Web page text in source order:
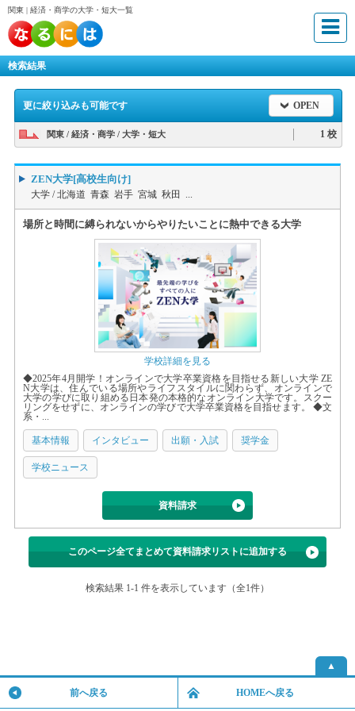
関東 | 経済・商学の大学・短大一覧
検索結果
更に絞り込みも可能です OPEN
関東 / 経済・商学 / 大学・短大 1 校
ZEN大学[高校生向け]
大学 /北海道 青森 岩手 宮城 秋田 ...
場所と時間に縛られないからやりたいことに熱中できる大学
学校詳細を見る
◆2025年4月開学！オンラインで大学卒業資格を目指せる新しい大学 ZE
N大学は、住んでいる場所やライフスタイルに関わらず、オンラインで
大学の学びに取り組める日本発の本格的なオンライン大学です。スクー
リングをせずに、オンラインの学びで大学卒業資格を目指せます。 ◆文
系・...
基本情報 インタビュー 出願・入試 奨学金
学校ニュース
資料請求
このページ全てまとめて資料請求リストに追加する
検索結果 1-1 件を表示しています（全1件）
▲
前へ戻る HOMEへ戻る